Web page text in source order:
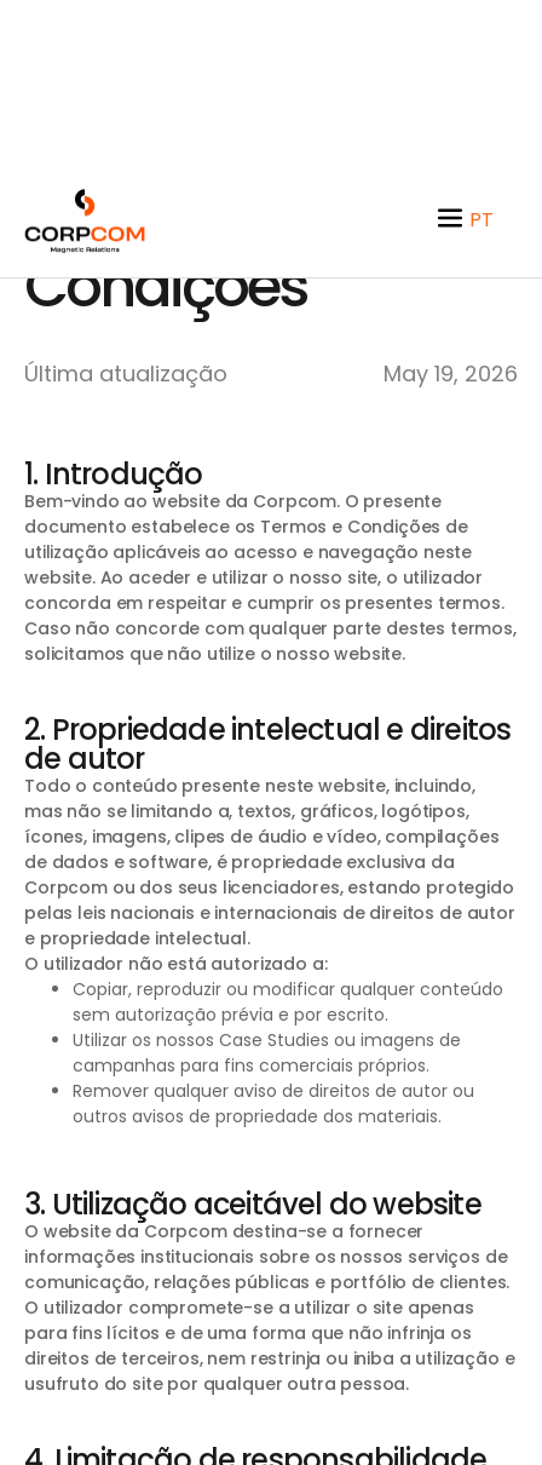
PT
Termos e
Condições
Última atualização May 19, 2026
1. Introdução
Bem-vindo ao website da Corpcom. O presente
documento estabelece os Termos e Condições de
utilização aplicáveis ao acesso e navegação neste
website. Ao aceder e utilizar o nosso site, o utilizador
concorda em respeitar e cumprir os presentes termos.
Caso não concorde com qualquer parte destes termos,
solicitamos que não utilize o nosso website.
2. Propriedade intelectual e direitos
de autor
Todo o conteúdo presente neste website, incluindo,
mas não se limitando a, textos, gráficos, logótipos,
ícones, imagens, clipes de áudio e vídeo, compilações
de dados e software, é propriedade exclusiva da
Corpcom ou dos seus licenciadores, estando protegido
pelas leis nacionais e internacionais de direitos de autor
e propriedade intelectual.
O utilizador não está autorizado a:
Copiar, reproduzir ou modificar qualquer conteúdo
sem autorização prévia e por escrito.
Utilizar os nossos Case Studies ou imagens de
campanhas para fins comerciais próprios.
Remover qualquer aviso de direitos de autor ou
outros avisos de propriedade dos materiais.
3. Utilização aceitável do website
O website da Corpcom destina-se a fornecer
informações institucionais sobre os nossos serviços de
comunicação, relações públicas e portfólio de clientes.
O utilizador compromete-se a utilizar o site apenas
para fins lícitos e de uma forma que não infrinja os
direitos de terceiros, nem restrinja ou iniba a utilização e
usufruto do site por qualquer outra pessoa.